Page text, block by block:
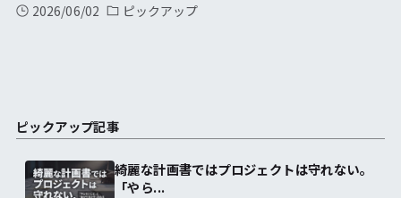
2026/06/02
ピックアップ
ピックアップ記事
綺麗な計画書ではプロジェクトは守れない。
「やら...